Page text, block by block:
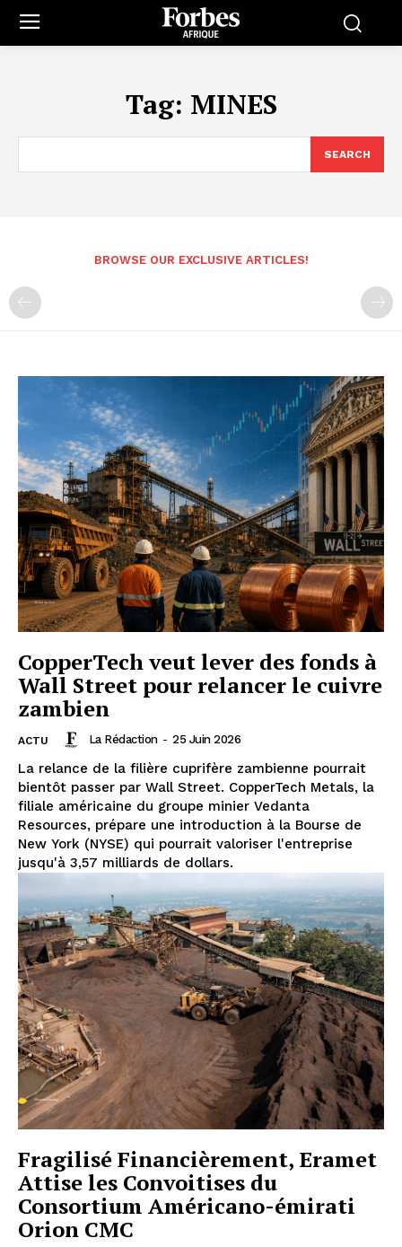
Tag: MINES
SEARCH
BROWSE OUR EXCLUSIVE ARTICLES!
CopperTech veut lever des fonds à
Wall Street pour relancer le cuivre
zambien
ACTU La Rédaction - 25 Juin 2026
La relance de la filière cuprifère zambienne pourrait
bientôt passer par Wall Street. CopperTech Metals, la
filiale américaine du groupe minier Vedanta
Resources, prépare une introduction à la Bourse de
New York (NYSE) qui pourrait valoriser l'entreprise
jusqu'à 3,57 milliards de dollars.
Fragilisé Financièrement, Eramet
Attise les Convoitises du
Consortium Américano-émirati
Orion CMC